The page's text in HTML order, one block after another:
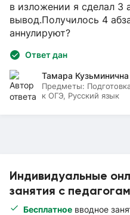
Индивидуальные
занятия с
Бесплатное вводное
в изложении я сделал 3
вывод.Получилось 4
аннулируют?
Ответ дан
Тамара Кузьминична
Предметы:
к ОГЭ, Русский язык